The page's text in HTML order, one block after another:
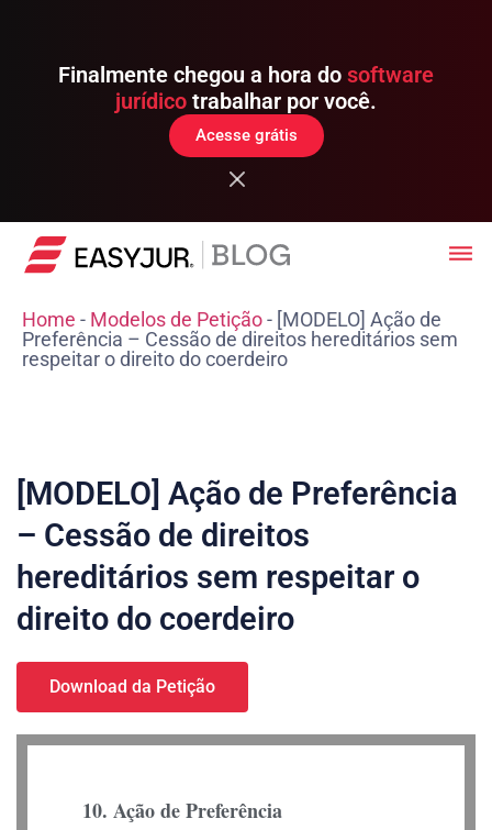
Finalmente chegou a hora do software
jurídico trabalhar por você.
Acesse grátis
Home - Modelos de Petição- [MODELO] Ação de
Preferência – Cessão de direitos hereditários sem
respeitar o direito do coerdeiro
[MODELO] Ação de Preferência
– Cessão de direitos
hereditários sem respeitar o
direito do coerdeiro
Download da Petição
10. Ação de Preferência